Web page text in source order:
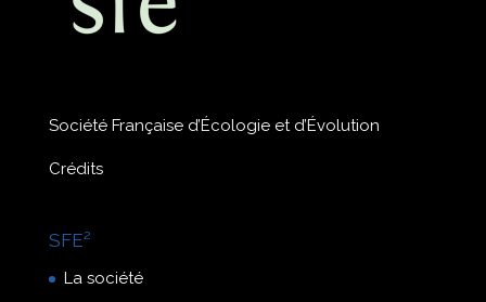
Société Française d’Écologie et d’Évolution
Crédits
SFE²
La société